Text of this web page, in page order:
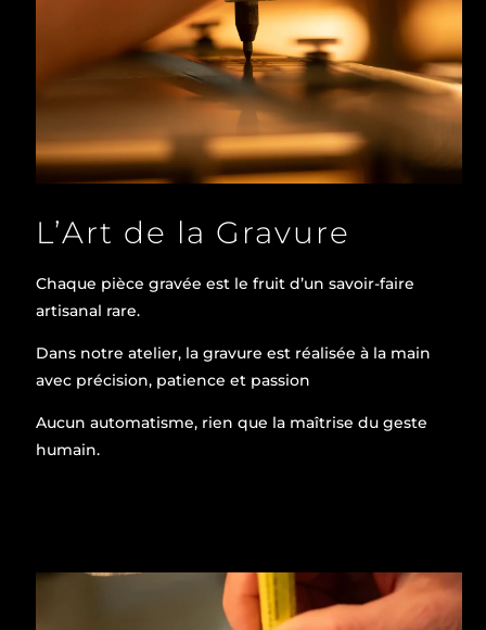
L’Art de la Gravure
Chaque pièce gravée est le fruit d’un savoir-faire
artisanal rare.
Dans notre atelier, la gravure est réalisée à la main
avec précision, patience et passion
Aucun automatisme, rien que la maîtrise du geste
humain.